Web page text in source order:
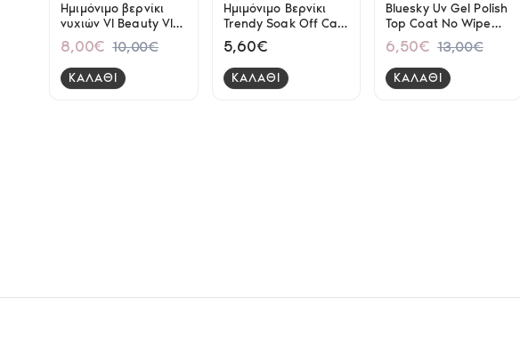
Ημιμόνιμο βερνίκι
νυχιών VI Beauty VI-
409 Hemma Free
15ml
8,00€ 10,00€
ΚΑΛΑΘΙ
Ημιμόνιμο Βερνίκι
Trendy Soak Off Cat
Eye No176 6ml
5,60€
ΚΑΛΑΘΙ
Bluesky Uv Gel Polish
Top Coat No Wipe
Matte Egg Shell
Effect 15ml
6,50€ 13,00€
ΚΑΛΑΘΙ